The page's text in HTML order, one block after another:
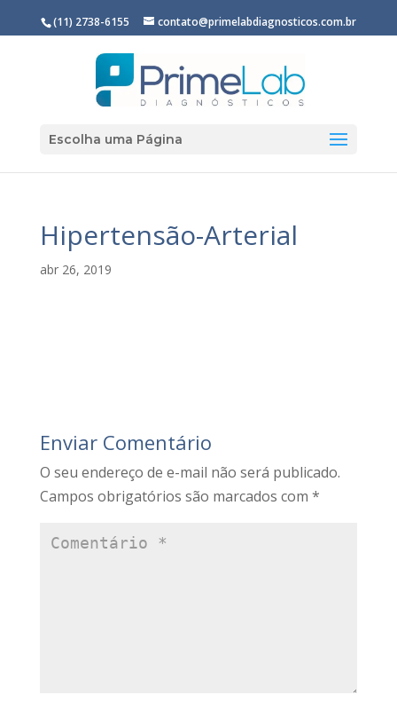
(11) 2738-6155 contato@primelabdiagnosticos.com.br
Escolha uma Página
Hipertensão-Arterial
abr 26, 2019
Enviar Comentário
O seu endereço de e-mail não será publicado.
Campos obrigatórios são marcados com *